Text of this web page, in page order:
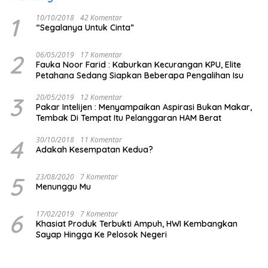
1 10/10/2018 42 Komentar
“Segalanya Untuk Cinta”
2 06/05/2019 17 Komentar
Fauka Noor Farid : Kaburkan Kecurangan KPU, Elite
Petahana Sedang Siapkan Beberapa Pengalihan Isu
3 20/05/2019 12 Komentar
Pakar Intelijen : Menyampaikan Aspirasi Bukan Makar,
Tembak Di Tempat Itu Pelanggaran HAM Berat
4 30/10/2018 11 Komentar
Adakah Kesempatan Kedua?
5 23/08/2020 7 Komentar
Menunggu Mu
6 17/02/2019 7 Komentar
Khasiat Produk Terbukti Ampuh, HWI Kembangkan
Sayap Hingga Ke Pelosok Negeri